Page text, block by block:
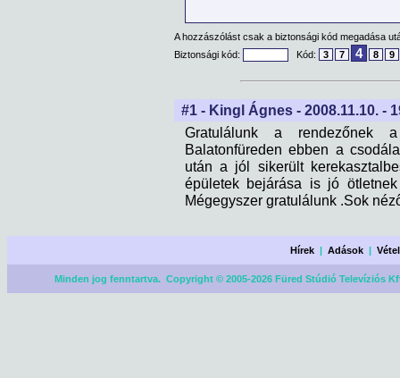
A hozzászólást csak a biztonsági kód megadása
Biztonsági kód:
Kód: 3 7 4 8 9
#1 - Kingl Ágnes - 2008.11.10. -
Gratulálunk a rendezőnek
Balatonfüreden ebben a
után a jól sikerült
épületek bejárása is jó
Mégegyszer gratulálunk .Sok
Hírek |Adások |
Minden jog fenntartva. Copyright © 2005-2026 Füred Stúdió Televíziós